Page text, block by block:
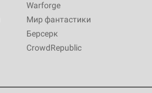
Warforge
Мир фантастики
Берсерк
CrowdRepublic